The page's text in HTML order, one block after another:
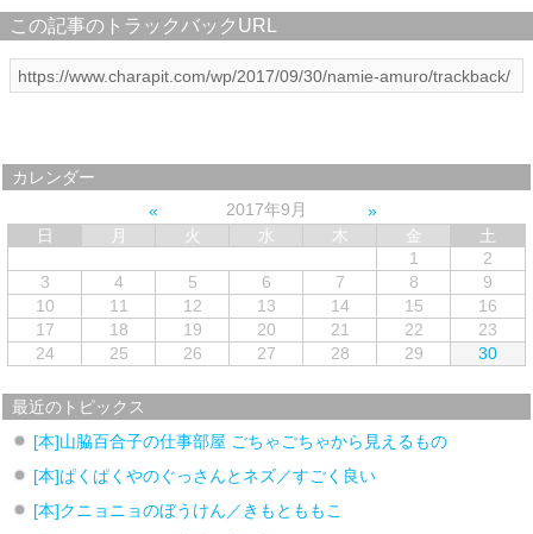
この記事のトラックバックURL
カレンダー
2017年9月
日
月 火 水 木 金
土
1
2
3
4 5 6 7 8
9
10
11 12 13 14 15
16
17
18 19 20 21 22
23
24
25 26 27 28 29 30
最近のトピックス
[本]山脇百合子の仕事部屋 ごちゃごちゃから見えるもの
[本]ぱくぱくやのぐっさんとネズ／すごく良い
[本]クニョニョのぼうけん／きもとももこ